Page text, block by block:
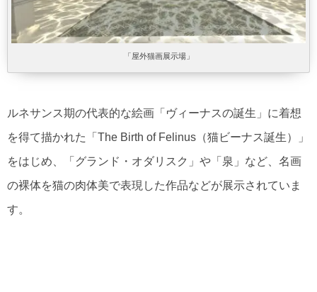
「屋外猫画展示場」
ルネサンス期の代表的な絵画「ヴィーナスの誕生」に着想
を得て描かれた「The Birth of Felinus（猫ビーナス誕生）」
をはじめ、「グランド・オダリスク」や「泉」など、名画
の裸体を猫の肉体美で表現した作品などが展示されていま
す。